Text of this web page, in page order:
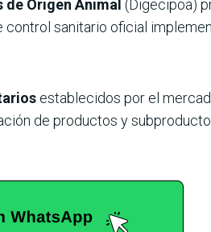
Origen Animal (Digecipoa)
sanitario oficial
establecidos por el
de productos y